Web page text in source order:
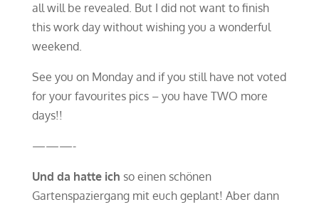
all will be revealed. But I did not want to finish
this work day without wishing you a wonderful
weekend.
See you on Monday and if you still have not voted
for your favourites pics – you have TWO more
days!!
———-
Und da hatte ich so einen schönen
Gartenspaziergang mit euch geplant! Aber dann